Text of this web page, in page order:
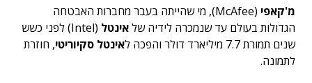
מ'קאפי
(McAfee), מי שהייתה בעבר מחברות האבטחה
הגדולות בעולם עד שנמכרה לידיה שלאינטל
(Intel) לפני כשש
שנים תמורת 7.7 מיליארד דולר והפכה ל
אינטל סקיוריטי, חוזרת
לתמונה.